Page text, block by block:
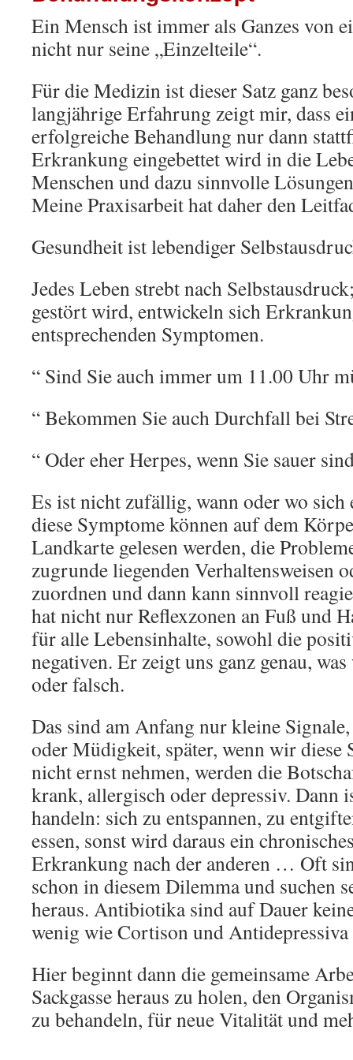
Ein Mensch ist immer als Ganzes von
nicht nur seine „Einzelteile“.
Für die Medizin ist dieser Satz ganz
langjährige Erfahrung zeigt mir, dass
erfolgreiche Behandlung nur dann
Erkrankung eingebettet wird in die
Menschen und dazu sinnvolle
Meine Praxisarbeit hat daher den
Gesundheit ist lebendiger
Jedes Leben strebt nach
gestört wird, entwickeln sich
entsprechenden Symptomen.
“ Sind Sie auch immer um 11.00 Uhr
“ Bekommen Sie auch Durchfall bei
“ Oder eher Herpes, wenn Sie sauer
Es ist nicht zufällig, wann oder wo sich
diese Symptome können auf dem
Landkarte gelesen werden, die
zugrunde liegenden Verhaltensweisen
zuordnen und dann kann sinnvoll
hat nicht nur Reflexzonen an Fuß und
für alle Lebensinhalte, sowohl die
negativen. Er zeigt uns ganz genau,
oder falsch.
Das sind am Anfang nur kleine
oder Müdigkeit, später, wenn wir diese
nicht ernst nehmen, werden die
krank, allergisch oder depressiv. Dann
handeln: sich zu entspannen, zu
essen, sonst wird daraus ein
Erkrankung nach der anderen … Oft
schon in diesem Dilemma und suchen
heraus. Antibiotika sind auf Dauer
wenig wie Cortison und
Hier beginnt dann die gemeinsame
Sackgasse heraus zu holen, den
zu behandeln, für neue Vitalität und